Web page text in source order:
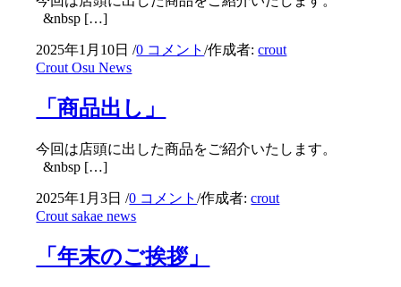
&nbsp […]
2025年1月10日 /0 コメント/作成者:crout
Crout Osu News
「商品出し」
今回は店頭に出した商品をご紹介いたします。
&nbsp […]
2025年1月3日 /0 コメント/作成者:crout
Crout sakae news
「年末のご挨拶」